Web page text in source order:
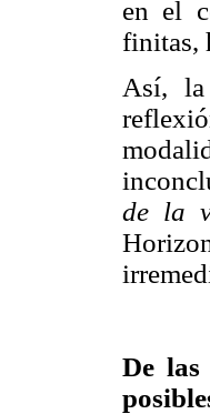
en el
finitas,
Así, la
de la
De las